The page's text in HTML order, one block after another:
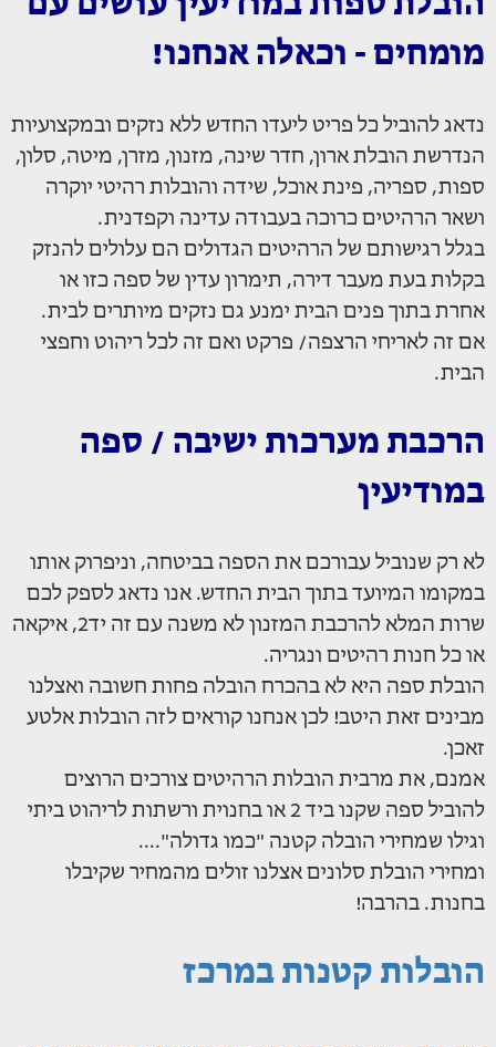
מומחים - וכאלה אנחנו!
נדאג להוביל כל פריט ליעדו החדש ללא נזקים ובמקצועיות
הנדרשת הובלת ארון, חדר שינה, מזנון, מזרן, מיטה, סלון,
ספות, ספריה, פינת אוכל, שידה והובלות רהיטי יוקרה
ושאר הרהיטים כרוכה בעבודה עדינה וקפדנית.
בגלל רגישותם של הרהיטים הגדולים הם עלולים להנזק
בקלות בעת מעבר דירה, תימרון עדין של ספה כזו או
אחרת בתוך פנים הבית ימנע גם נזקים מיותרים לבית.
אם זה לאריחי הרצפה/ פרקט ואם זה לכל ריהוט וחפצי
הבית.
הרכבת מערכות ישיבה / ספה
במודיעין
לא רק שנוביל עבורכם את הספה בביטחה, וניפרוק אותו
במקומו המיועד בתוך הבית החדש. אנו נדאג לספק לכם
שרות המלא להרכבת המזנון לא משנה עם זה יד2, איקאה
או כל חנות רהיטים ונגריה.
הובלת ספה היא לא בהכרח הובלה פחות חשובה ואצלנו
מבינים זאת היטב! לכן אנחנו קוראים לזה הובלות אלטע
זאכן.
אמנם, את מרבית הובלות הרהיטים צורכים הרוצים
להוביל ספה שקנו ביד 2 או בחנוית ורשתות לריהוט ביתי
וגילו שמחירי הובלה קטנה "כמו גדולה"....
ומחירי הובלת סלונים אצלנו זולים מהמחיר שקיבלו
בחנות. בהרבה!
הובלות קטנות במרכז